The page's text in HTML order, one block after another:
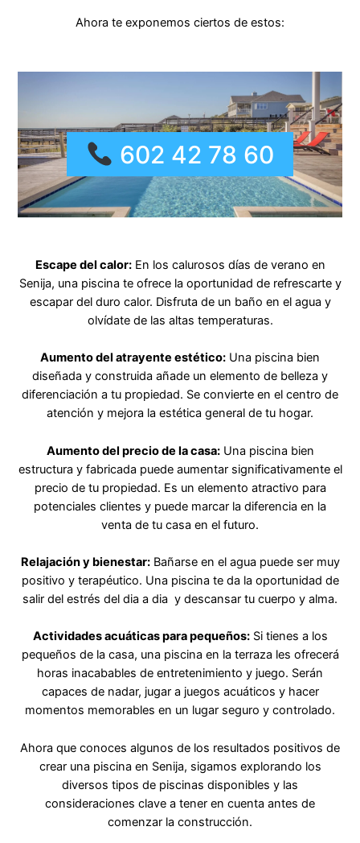
Ahora te exponemos ciertos de estos:
602 42 78 60
Escape del calor:En los calurosos días de verano en
Senija, una piscina te ofrece la oportunidad de refrescarte y
escapar del duro calor. Disfruta de un baño en el agua y
olvídate de las altas temperaturas.
Aumento del atrayente estético: Una piscina bien
diseñada y construida añade un elemento de belleza y
diferenciación a tu propiedad. Se convierte en el centro de
atención y mejora la estética general de tu hogar.
Aumento del precio de la casa:Una piscina bien
estructura y fabricada puede aumentar significativamente el
precio de tu propiedad. Es un elemento atractivo para
potenciales clientes y puede marcar la diferencia en la
venta de tu casa en el futuro.
Relajación y bienestar:Bañarse en el agua puede ser muy
positivo y terapéutico. Una piscina te da la oportunidad de
salir del estrés del dia a dia y descansar tu cuerpo y alma.
Actividades acuáticas para pequeños:Si tienes a los
pequeños de la casa, una piscina en la terraza les ofrecerá
horas inacabables de entretenimiento y juego. Serán
capaces de nadar, jugar a juegos acuáticos y hacer
momentos memorables en un lugar seguro y controlado.
Ahora que conoces algunos de los resultados positivos de
crear una piscina en Senija, sigamos explorando los
diversos tipos de piscinas disponibles y las
consideraciones clave a tener en cuenta antes de
comenzar la construcción.